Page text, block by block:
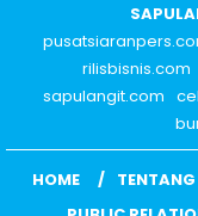
rilisbisnis.com
sapulangit.com
HOME